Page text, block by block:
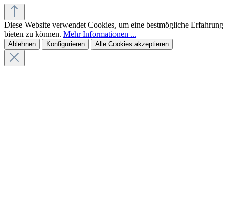
Diese Website verwendet Cookies, um eine bestmögliche Erfahrung
bieten zu können. Mehr Informationen ...
Ablehnen Konfigurieren Alle Cookies akzeptieren